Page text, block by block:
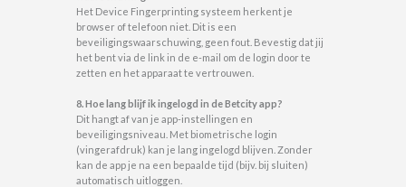
Het Device Fingerprinting systeem herkent je
browser of telefoon niet. Dit is een
beveiligingswaarschuwing, geen fout. Bevestig dat jij
het bent via de link in de e-mail om de login door te
zetten en het apparaat te vertrouwen.
8. Hoe lang blijf ik ingelogd in de Betcity app?
Dit hangt af van je app-instellingen en
beveiligingsniveau. Met biometrische login
(vingerafdruk) kan je lang ingelogd blijven. Zonder
kan de app je na een bepaalde tijd (bijv. bij sluiten)
automatisch uitloggen.